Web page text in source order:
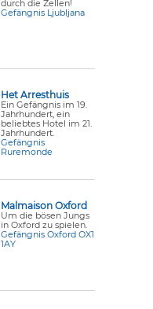
durch die Zellen!
Gefängnis Ljubljana
Het Arresthuis
Ein Gefängnis im 19.
Jahrhundert, ein
beliebtes Hotel im 21.
Jahrhundert.
Gefängnis
Ruremonde
Malmaison Oxford
Um die bösen Jungs
in Oxford zu spielen.
Gefängnis Oxford OX1
1AY